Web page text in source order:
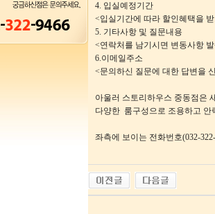
4. 입실예정기간
<입실기간에 따라 할인혜택을
5. 기타사항 및 질문내용
<연락처를 남기시면 변동사항
6.이메일주소
<문의하신 질문에 대한 답변을
아울러 스토리하우스 중동점은
다양한 룸구성으로 조용하고 안
좌측에 보이는 전화번호(032-